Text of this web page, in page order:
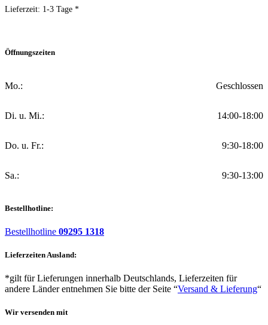
Lieferzeit: 1-3 Tage *
Öffnungszeiten
Mo.: Geschlossen
Di. u. Mi.: 14:00-18:00
Do. u. Fr.: 9:30-18:00
Sa.: 9:30-13:00
Bestellhotline:
Bestellhotline 09295 1318
Lieferzeiten Ausland:
*gilt für Lieferungen innerhalb Deutschlands, Lieferzeiten für
andere Länder entnehmen Sie bitte der Seite “Versand & Lieferung“
Wir versenden mit